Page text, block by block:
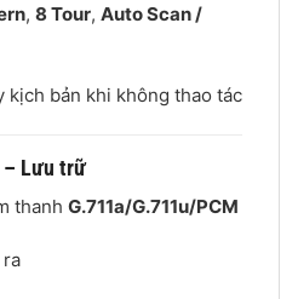
, 8 Tour, Auto Scan /
kịch bản khi không thao tác
– Lưu trữ
thanh G.711a/G.711u/PCM
ra